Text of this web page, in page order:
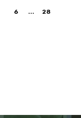
6 ... 28